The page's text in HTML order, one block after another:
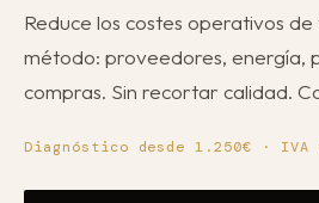
Asesor Gastronómico
Consultor de Restaurantes
Mi restaurante pierde dinero
Reducir food cost
Reducir costes
Reducir mermas
Productos
Resultados
Reduce los costes operativos
método: proveedores, energía,
compras. Sin recortar calidad.
Diagnóstico desde 1.250€ ·